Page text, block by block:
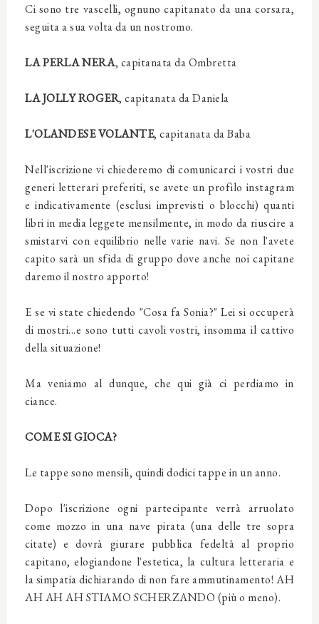
Ci sono tre vascelli, ognuno capitanato da una corsara,
seguita a sua volta da un nostromo.
LA PERLA NERA, capitanata da Ombretta
LA JOLLY ROGER, capitanata da Daniela
L'OLANDESE VOLANTE, capitanata da Baba
Nell'iscrizione vi chiederemo di comunicarci i vostri due
generi letterari preferiti, se avete un profilo instagram
e indicativamente (esclusi imprevisti o blocchi) quanti
libri in media leggete mensilmente, in modo da riuscire a
smistarvi con equilibrio nelle varie navi. Se non l'avete
capito sarà un sfida di gruppo dove anche noi capitane
daremo il nostro apporto!
E se vi state chiedendo "Cosa fa Sonia?" Lei si occuperà
di mostri...e sono tutti cavoli vostri, insomma il cattivo
della situazione!
Ma veniamo al dunque, che qui già ci perdiamo in
ciance.
COME SI GIOCA?
Le tappe sono mensili, quindi dodici tappe in un anno.
Dopo l'iscrizione ogni partecipante verrà arruolato
come mozzo in una nave pirata (una delle tre sopra
citate) e dovrà giurare pubblica fedeltà al proprio
capitano, elogiandone l'estetica, la cultura letteraria e
la simpatia dichiarando di non fare ammutinamento! AH
AH AH AH STIAMO SCHERZANDO (più o meno).